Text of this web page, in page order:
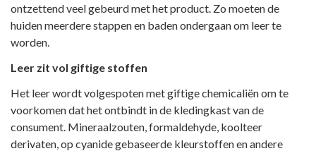
ontzettend veel gebeurd met het product. Zo moeten de
huiden meerdere stappen en baden ondergaan om leer te
worden.
Leer zit vol giftige stoffen
Het leer wordt volgespoten met giftige chemicaliën om te
voorkomen dat het ontbindt in de kledingkast van de
consument. Mineraalzouten, formaldehyde, koolteer
derivaten, op cyanide gebaseerde kleurstoffen en andere